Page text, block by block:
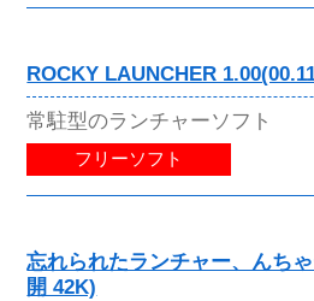
ROCKY LAUNCHER
常駐型のランチャーソフト
フリーソフト
忘れられたランチャー、んち
開 42K)